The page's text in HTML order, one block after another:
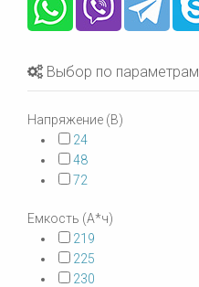
Выбор по параметрам
Напряжение (В)
24
48
72
Емкость (А*ч)
219
225
230